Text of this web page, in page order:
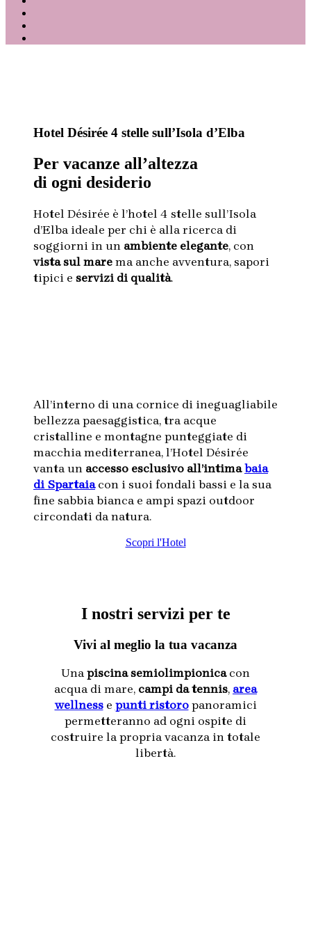
Hotel Désirée 4 stelle sull’Isola d’Elba
Per vacanze all’altezza
di ogni desiderio
Hotel Désirée è l’hotel 4 stelle sull’Isola
d’Elba ideale per chi è alla ricerca di
soggiorni in un ambiente elegante, con
vista sul mare ma anche avventura, sapori
tipici e servizi di qualità.
All’interno di una cornice di ineguagliabile
bellezza paesaggistica, tra acque
cristalline e montagne punteggiate di
macchia mediterranea, l’Hotel Désirée
vanta un accesso esclusivo all’intimabaia
di Spartaiacon i suoi fondali bassi e la sua
fine sabbia bianca e ampi spazi outdoor
circondati da natura.
Scopri l'Hotel
I nostri servizi per te
Vivi al meglio la tua vacanza
Una piscina semiolimpionicacon
acqua di mare, campi da tennis, area
wellnesse punti ristoropanoramici
permetteranno ad ogni ospite di
costruire la propria vacanza in totale
libertà.